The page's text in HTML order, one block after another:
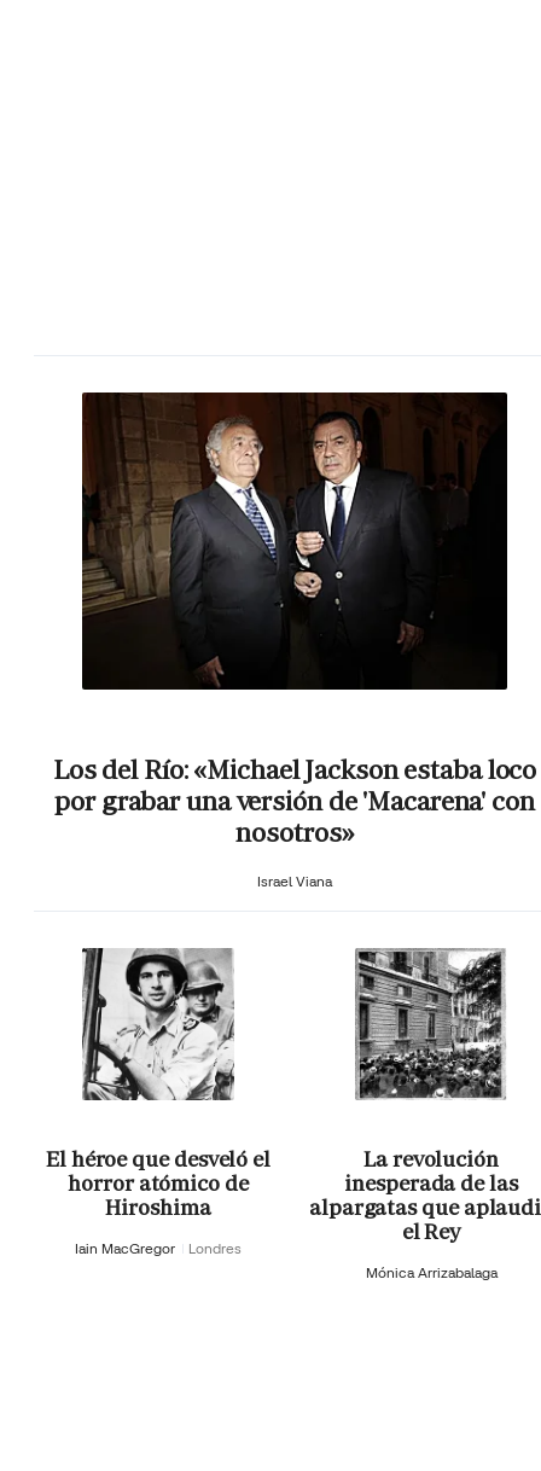
Los del Río: «Michael Jackson estaba loco
por grabar una versión de 'Macarena' con
nosotros»
Israel Viana
El héroe que desveló el
horror atómico de
Hiroshima
Iain MacGregor Londres
La revolución
inesperada de las
alpargatas que
el Rey
Mónica Arrizabalaga